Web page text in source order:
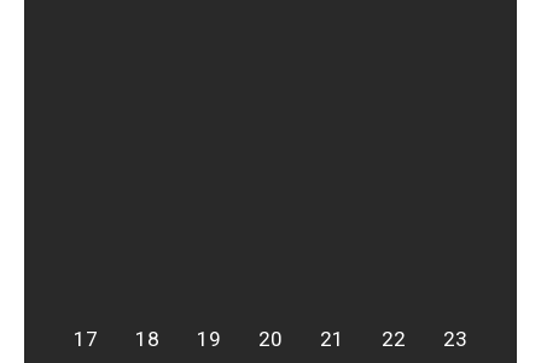
17 18 19 20 21 22 23